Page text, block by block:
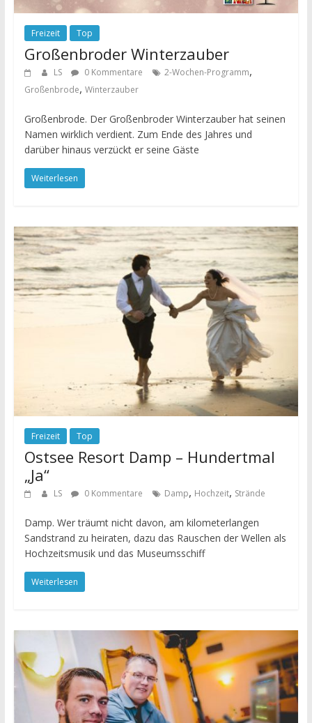
Freizeit Top
Großenbroder Winterzauber
LS 0 Kommentare 2-Wochen-Programm,
Großenbrode, Winterzauber
Großenbrode. Der Großenbroder Winterzauber hat seinen
Namen wirklich verdient. Zum Ende des Jahres und
darüber hinaus verzückt er seine Gäste
Weiterlesen
Freizeit Top
Ostsee Resort Damp – Hundertmal
„Ja“
LS 0 Kommentare Damp, Hochzeit, Strände
Damp. Wer träumt nicht davon, am kilometerlangen
Sandstrand zu heiraten, dazu das Rauschen der Wellen als
Hochzeitsmusik und das Museumsschiff
Weiterlesen